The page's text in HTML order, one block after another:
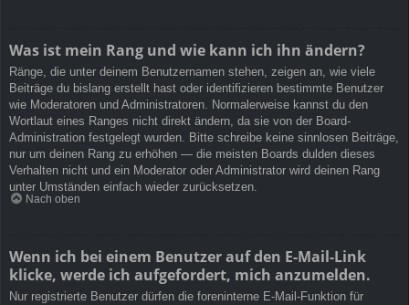
Was ist mein Rang und wie kann ich ihn ändern?
Ränge, die unter deinem Benutzernamen stehen, zeigen an, wie viele
Beiträge du bislang erstellt hast oder identifizieren bestimmte Benutzer
wie Moderatoren und Administratoren. Normalerweise kannst du den
Wortlaut eines Ranges nicht direkt ändern, da sie von der Board-
Administration festgelegt wurden. Bitte schreibe keine sinnlosen Beiträge,
nur um deinen Rang zu erhöhen — die meisten Boards dulden dieses
Verhalten nicht und ein Moderator oder Administrator wird deinen Rang
unter Umständen einfach wieder zurücksetzen.
Nach oben
Wenn ich bei einem Benutzer auf den E-Mail-Link
klicke, werde ich aufgefordert, mich anzumelden.
Nur registrierte Benutzer dürfen die foreninterne E-Mail-Funktion für